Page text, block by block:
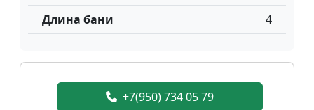
Длина бани 4
+7(950) 734 05 79